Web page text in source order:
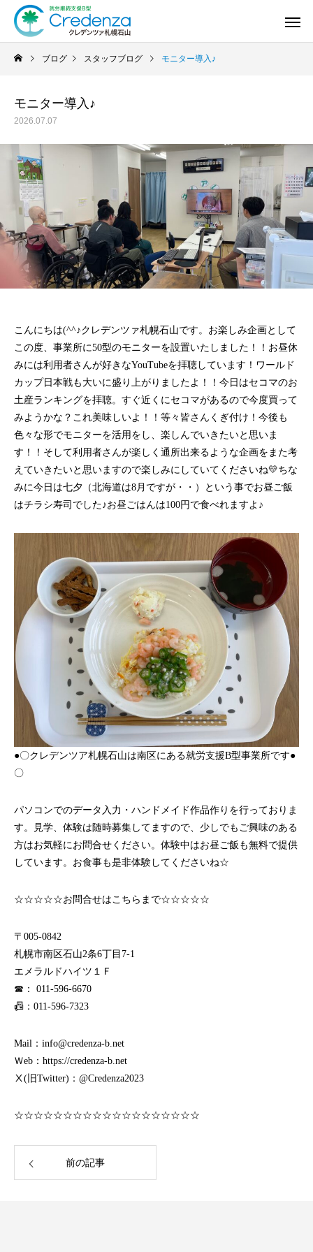
ブログ スタッフブログ モニター導入♪
モニター導入♪
2026.07.07
こんにちは(^^♪クレデンツァ札幌石山です。お楽しみ企画として
この度、事業所に50型のモニターを設置いたしました！！お昼休
みには利用者さんが好きなYouTubeを拝聴しています！ワールド
カップ日本戦も大いに盛り上がりましたよ！！今日はセコマのお
土産ランキングを拝聴。すぐ近くにセコマがあるので今度買って
みようかな？これ美味しいよ！！等々皆さんくぎ付け！今後も
色々な形でモニターを活用をし、楽しんでいきたいと思いま
す！！そして利用者さんが楽しく通所出来るような企画をまた考
えていきたいと思いますので楽しみにしていてくださいね💛ちな
みに今日は七夕（北海道は8月ですが・・）という事でお昼ご飯
はチラシ寿司でした♪お昼ごはんは100円で食べれますよ♪
●〇クレデンツア札幌石山は南区にある就労支援B型事業所です●
〇
パソコンでのデータ入力・ハンドメイド作品作りを行っておりま
す。見学、体験は随時募集してますので、少しでもご興味のある
方はお気軽にお問合せください。体験中はお昼ご飯も無料で提供
しています。お食事も是非体験してくださいね☆
☆☆☆☆☆お問合せはこちらまで☆☆☆☆☆
〒005-0842
札幌市南区石山2条6丁目7-1
エメラルドハイツ１Ｆ
☎： 011-596-6670
📠：011-596-7323
Mail：info@credenza-b.net
Ｗeb：https://credenza-b.net
Ⅹ(旧Twitter)：@Credenza2023
☆☆☆☆☆☆☆☆☆☆☆☆☆☆☆☆☆☆☆
前の記事